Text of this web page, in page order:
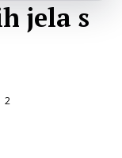
jela s
2